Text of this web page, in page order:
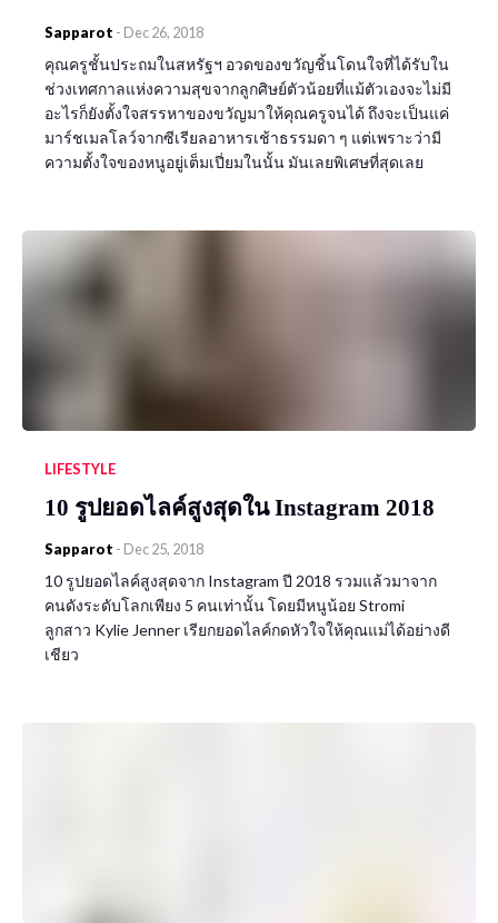
Sapparot - Dec 26, 2018
คุณครูชั้นประถมในสหรัฐฯ อวดของขวัญชิ้นโดนใจที่ได้รับใน
ช่วงเทศกาลแห่งความสุขจากลูกศิษย์ตัวน้อยที่แม้ตัวเองจะไม่มี
อะไรก็ยังตั้งใจสรรหาของขวัญมาให้คุณครูจนได้ ถึงจะเป็นแค่
มาร์ชเมลโลว์จากซีเรียลอาหารเช้าธรรมดา ๆ แต่เพราะว่ามี
ความตั้งใจของหนูอยู่เต็มเปี่ยมในนั้น มันเลยพิเศษที่สุดเลย
LIFESTYLE
10 รูปยอดไลค์สูงสุดใน Instagram 2018
Sapparot - Dec 25, 2018
10 รูปยอดไลค์สูงสุดจาก Instagram ปี 2018 รวมแล้วมาจาก
คนดังระดับโลกเพียง 5 คนเท่านั้น โดยมีหนูน้อย Stromi
ลูกสาว Kylie Jenner เรียกยอดไลค์กดหัวใจให้คุณแม่ได้อย่างดี
เชียว